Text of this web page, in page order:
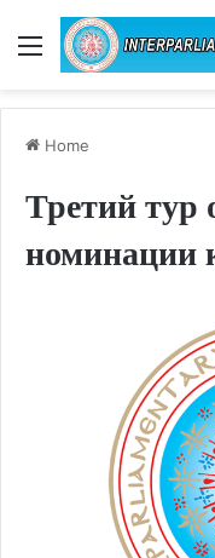
Menu
Home
Третий тур
номинации